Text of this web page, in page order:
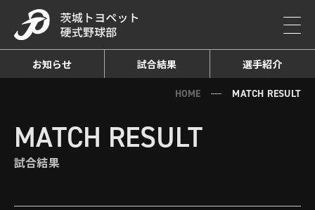
お知らせ 試合結果 選手紹介
HOME MATCH RESULT
MATCH RESULT
試合結果